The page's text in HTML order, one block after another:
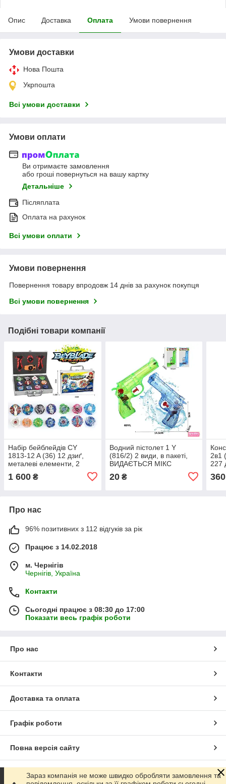
Опис Доставка Оплата Умови повернення
Умови доставки
Нова Пошта
Укрпошта
Всі умови доставки
Умови оплати
Ви отримаєте замовлення
або гроші повернуться на вашу картку
Детальніше
Післяплата
Оплата на рахунок
Всі умови оплати
Умови повернення
Повернення товару впродовж 14 днів за рахунок покупця
Всі умови повернення
Подібні товари компанії
Набір бейблейдів CY
1813-12 A (36) 12 дзиґ,
металеві елементи, 2
1 600 ₴
Водний пістолет 1 Y
(816/2) 2 види, в пакеті,
ВИДАЄТЬСЯ МІКС
20₴
2в1
227
360
Про нас
96% позитивних з 112 відгуків за рік
Працює з 14.02.2018
м. Чернігів
Чернігів, Україна
Контакти
Сьогодні працює з 08:30 до 17:00
Показати весь графік роботи
Про нас
Контакти
Доставка та оплата
Графік роботи
Повна версія сайту
Сайт створено на маркетплейсі Prom.ua
Зараз компанія не може швидко обробляти замовлення та